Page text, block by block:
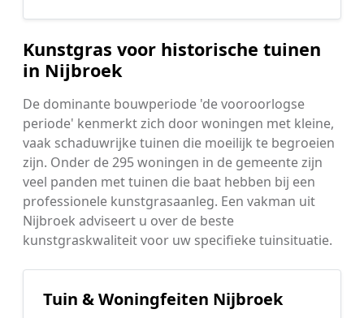
Kunstgras voor historische tuinen
in Nijbroek
De dominante bouwperiode 'de vooroorlogse
periode' kenmerkt zich door woningen met kleine,
vaak schaduwrijke tuinen die moeilijk te begroeien
zijn. Onder de 295 woningen in de gemeente zijn
veel panden met tuinen die baat hebben bij een
professionele kunstgrasaanleg. Een vakman uit
Nijbroek adviseert u over de beste
kunstgraskwaliteit voor uw specifieke tuinsituatie.
Tuin & Woningfeiten Nijbroek